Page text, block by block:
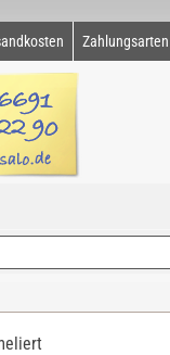
Zahlungsarten